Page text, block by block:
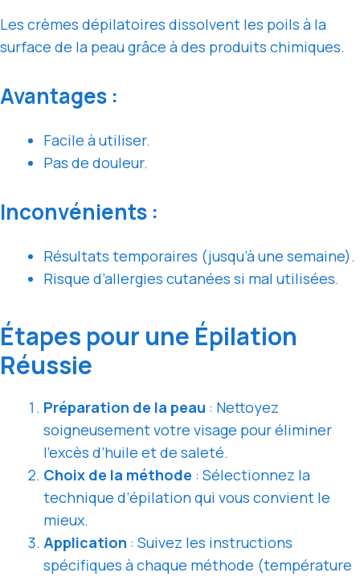
Les crèmes dépilatoires dissolvent les poils à la
surface de la peau grâce à des produits chimiques.
Avantages :
Facile à utiliser.
Pas de douleur.
Inconvénients :
Résultats temporaires (jusqu’à une semaine).
Risque d’allergies cutanées si mal utilisées.
Étapes pour une Épilation
Réussie
Préparation de la peau : Nettoyez
soigneusement votre visage pour éliminer
l’excès d’huile et de saleté.
Choix de la méthode : Sélectionnez la
technique d’épilation qui vous convient le
mieux.
Application : Suivez les instructions
spécifiques à chaque méthode (température